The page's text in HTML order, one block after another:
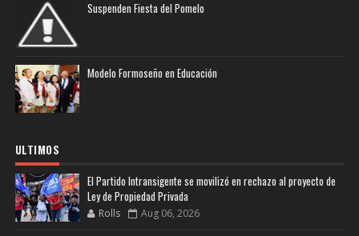
Suspenden Fiesta del Pomelo
Modelo Formoseño en Educación
ULTIMOS
El Partido Intransigente se movilizó en rechazo al proyecto de
Ley de Propiedad Privada
Rolls Aug 06, 2026